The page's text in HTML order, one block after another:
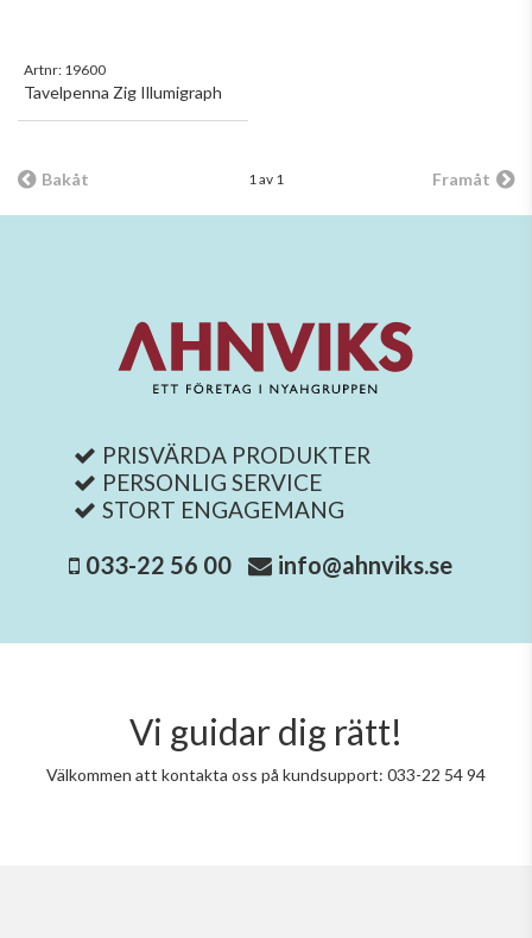
Artnr: 19600
Tavelpenna Zig Illumigraph
Bakåt 1 av 1 Framåt
PRISVÄRDA PRODUKTER
PERSONLIG SERVICE
STORT ENGAGEMANG
033-22 56 00 info@ahnviks.se
Vi guidar dig rätt!
Välkommen att kontakta oss på kundsupport: 033-22 54 94